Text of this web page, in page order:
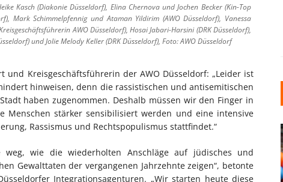
Kasch (Diakonie Düsseldorf), Elina Chernova und Jochen Becker (Kin-Top
Mark Schimmelpfennig und Ataman Yildirim (AWO Düsseldorf), Vanessa
AWO Düsseldorf), Hosai Jabari-Harsini (DRK Düsseldorf),
und Jolie Melody Keller (DRK Düsseldorf), Foto: AWO Düsseldorf
Kreisgeschäftsführerin der AWO Düsseldorf: „Leider ist
hinweisen, denn die rassistischen und antisemitischen
haben zugenommen. Deshalb müssen wir den Finger in
Menschen stärker sensibilisiert werden und eine intensive
Rassismus und Rechtspopulismus stattfindet.“
weg, wie die wiederholten Anschläge auf jüdisches und
Gewalttaten der vergangenen Jahrzehnte zeigen“, betonte
Integrationsagenturen. „Wir starten heute diese